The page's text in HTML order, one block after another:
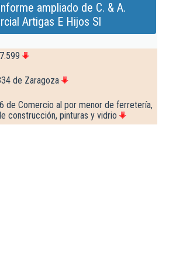
ampliado de C. & A.
Artigas E Hijos Sl
de Zaragoza
de Comercio al por menor de ferretería,
construcción, pinturas y vidrio